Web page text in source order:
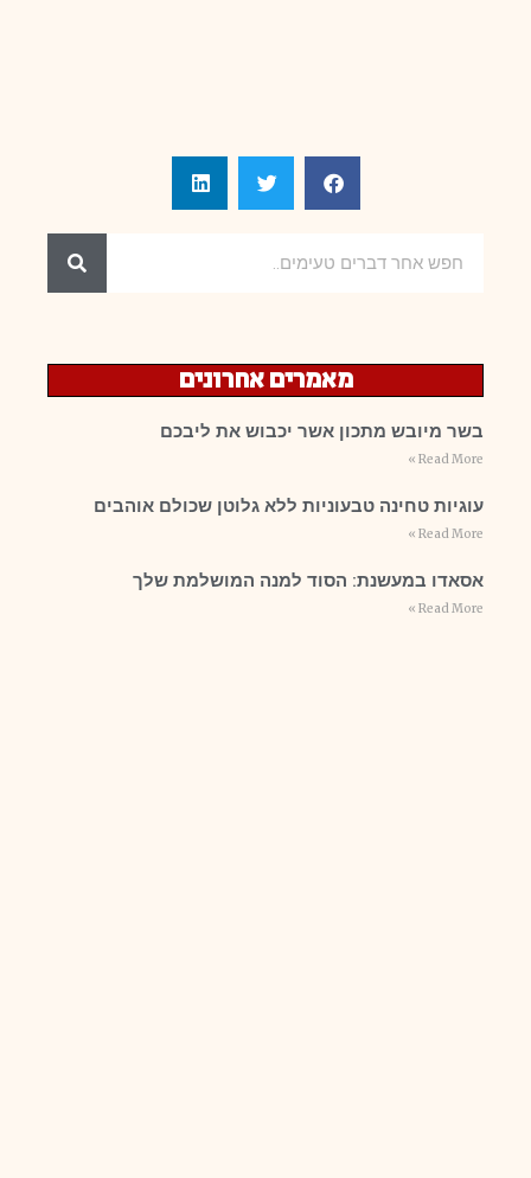
מאמרים אחרונים
בשר מיובש מתכון אשר יכבוש את ליבכם
Read More »
עוגיות טחינה טבעוניות ללא גלוטן שכולם אוהבים
Read More »
אסאדו במעשנת: הסוד למנה המושלמת שלך
Read More »